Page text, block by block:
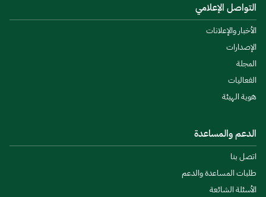
التواصل الإعلامي
الأخبار والإعلانات
الإصدارات
المجلة
الفعاليات
هوية الهيئة
الدعم والمساعدة
اتصل بنا
طلبات المساعدة والدعم
الأسئلة الشائعة